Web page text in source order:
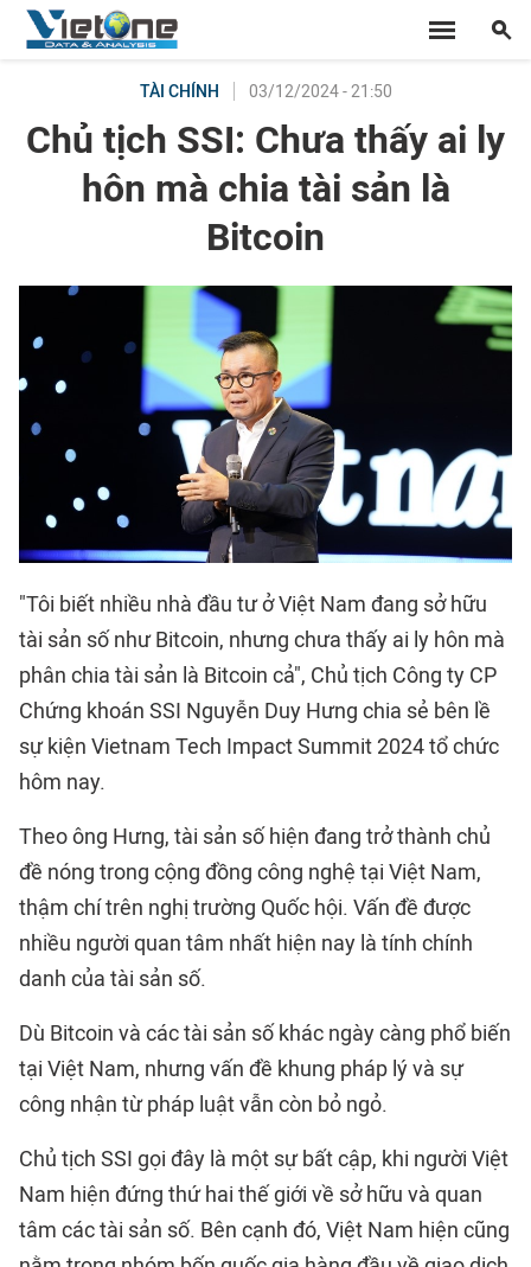
TÀI CHÍNH 03/12/2024 - 21:50
Chủ tịch SSI: Chưa thấy ai ly
hôn mà chia tài sản là
Bitcoin
"Tôi biết nhiều nhà đầu tư ở Việt Nam đang sở hữu
tài sản số như Bitcoin, nhưng chưa thấy ai ly hôn mà
phân chia tài sản là Bitcoin cả", Chủ tịch Công ty CP
Chứng khoán SSI Nguyễn Duy Hưng chia sẻ bên lề
sự kiện Vietnam Tech Impact Summit 2024 tổ chức
hôm nay.
Theo ông Hưng, tài sản số hiện đang trở thành chủ
đề nóng trong cộng đồng công nghệ tại Việt Nam,
thậm chí trên nghị trường Quốc hội. Vấn đề được
nhiều người quan tâm nhất hiện nay là tính chính
danh của tài sản số.
Dù Bitcoin và các tài sản số khác ngày càng phổ biến
tại Việt Nam, nhưng vấn đề khung pháp lý và sự
công nhận từ pháp luật vẫn còn bỏ ngỏ.
Chủ tịch SSI gọi đây là một sự bất cập, khi người Việt
Nam hiện đứng thứ hai thế giới về sở hữu và quan
tâm các tài sản số. Bên cạnh đó, Việt Nam hiện cũng